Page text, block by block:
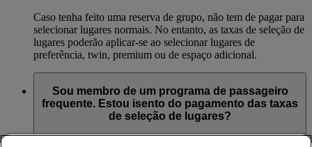
Caso tenha feito uma reserva de grupo, não tem de pagar para
selecionar lugares normais. No entanto, as taxas de seleção de
lugares poderão aplicar-se ao selecionar lugares de
preferência, twin, premium ou de espaço adicional.
Sou membro de um programa de passageiro
frequente. Estou isento do pagamento das taxas
de seleção de lugares?